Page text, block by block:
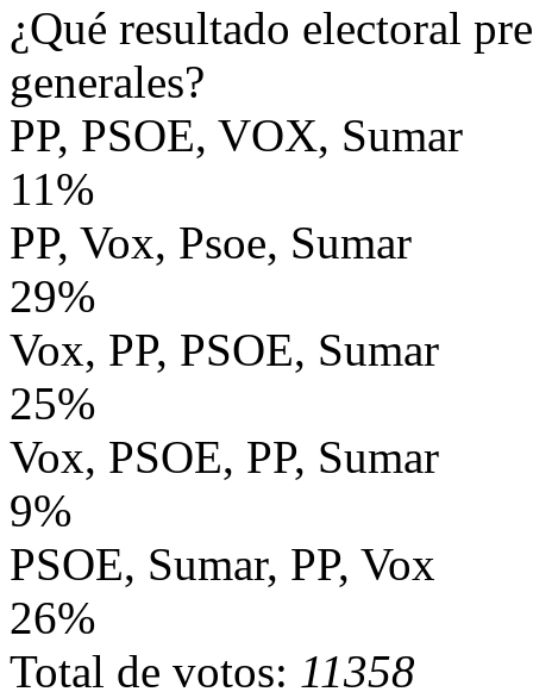
¿Qué resultado electoral
generales?
PP, PSOE, VOX, Sumar
11%
PP, Vox, Psoe, Sumar
29%
Vox, PP, PSOE, Sumar
25%
Vox, PSOE, PP, Sumar
9%
PSOE, Sumar, PP, Vox
26%
Total de votos: 11358